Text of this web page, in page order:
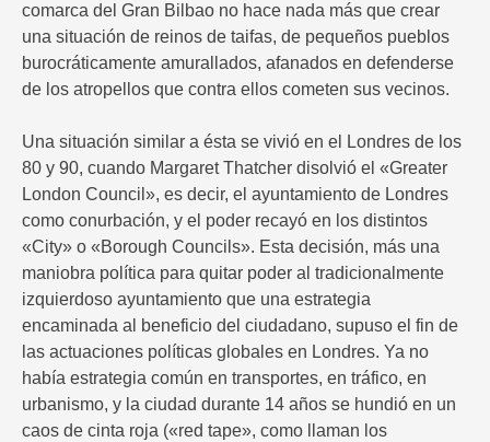
comarca del Gran Bilbao no hace nada más que crear
una situación de reinos de taifas, de pequeños pueblos
burocráticamente amurallados, afanados en defenderse
de los atropellos que contra ellos cometen sus vecinos.
Una situación similar a ésta se vivió en el Londres de los
80 y 90, cuando Margaret Thatcher disolvió el «Greater
London Council», es decir, el ayuntamiento de Londres
como conurbación, y el poder recayó en los distintos
«City» o «Borough Councils». Esta decisión, más una
maniobra política para quitar poder al tradicionalmente
izquierdoso ayuntamiento que una estrategia
encaminada al beneficio del ciudadano, supuso el fin de
las actuaciones políticas globales en Londres. Ya no
había estrategia común en transportes, en tráfico, en
urbanismo, y la ciudad durante 14 años se hundió en un
caos de cinta roja («red tape», como llaman los